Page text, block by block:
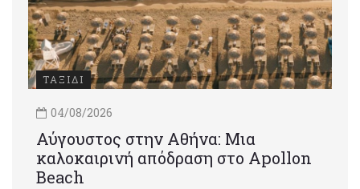
ΤΑΞΙΔΙ
04/08/2026
Αύγουστος στην Αθήνα: Μια
καλοκαιρινή απόδραση στο Apollon
Beach